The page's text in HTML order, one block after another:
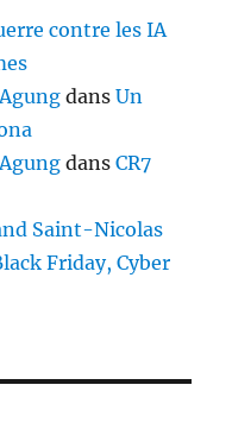
contre les IA
dansUn
dansCR7
Saint-Nicolas
Friday, Cyber